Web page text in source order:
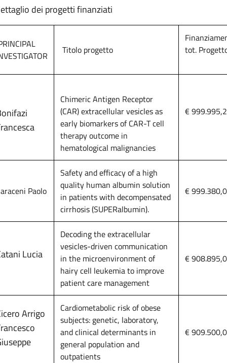
dei progetti finanziati
Titolo progetto
tot.
Chimeric Antigen Receptor
(CAR) extracellular vesicles as
early biomarkers of CAR-T cell
therapy outcome in
hematological malignancies
€
Paolo
Safety and efficacy of a high
quality human albumin solution
in patients with decompensated
cirrhosis (SUPERalbumin).
€
Lucia
Decoding the extracellular
vesicles-driven communication
in the microenvironment of
hairy cell leukemia to improve
patient care management
€
Arrigo
Cardiometabolic risk of obese
subjects: genetic, laboratory,
and clinical determinants in
general population and
outpatients
€